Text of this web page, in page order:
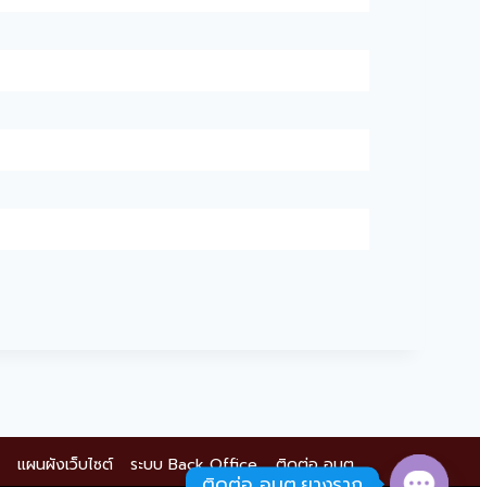
แผนผังเว็บไซต์ ระบบ Back Office ติดต่อ อบต.